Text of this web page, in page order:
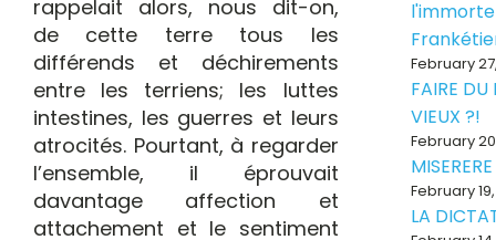
rappelait alors, nous dit-on,
de cette terre tous les
différends et déchirements
entre les terriens; les luttes
intestines, les guerres et leurs
atrocités. Pourtant, à regarder
l’ensemble, il éprouvait
davantage affection et
attachement et le sentiment
February
FAIRE DU
VIEUX ?!
February
February
LA